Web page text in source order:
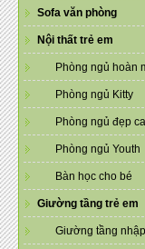
Sofa văn phòng
Nội thất trẻ em
Phòng ngủ hoàn
Phòng ngủ Kitty
Phòng ngủ đẹp
Phòng ngủ Youth
Bàn học cho bé
Giường tầng trẻ em
Giường tầng